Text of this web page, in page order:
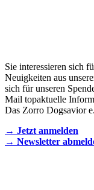
Sie interessieren sich
Neuigkeiten aus
sich für unseren
Mail topaktuelle
Das Zorro Dogsavior
→ Jetzt anmelden
→ Newsletter